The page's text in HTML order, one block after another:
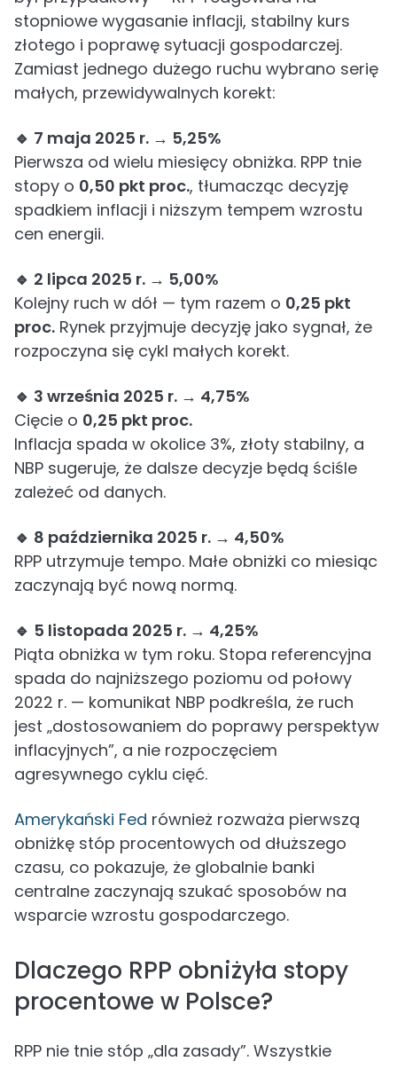
stopniowe wygasanie inflacji, stabilny kurs
złotego i poprawę sytuacji gospodarczej.
Zamiast jednego dużego ruchu wybrano serię
małych, przewidywalnych korekt:
🔹 7 maja 2025 r. → 5,25%
Pierwsza od wielu miesięcy obniżka. RPP tnie
stopy o 0,50 pkt proc., tłumacząc decyzję
spadkiem inflacji i niższym tempem wzrostu
cen energii.
🔹 2 lipca 2025 r. → 5,00%
Kolejny ruch w dół — tym razem o 0,25 pkt
proc. Rynek przyjmuje decyzję jako sygnał, że
rozpoczyna się cykl małych korekt.
🔹 3 września 2025 r. → 4,75%
Cięcie o 0,25 pkt proc.
Inflacja spada w okolice 3%, złoty stabilny, a
NBP sugeruje, że dalsze decyzje będą ściśle
zależeć od danych.
🔹 8 października 2025 r. → 4,50%
RPP utrzymuje tempo. Małe obniżki co miesiąc
zaczynają być nową normą.
🔹 5 listopada 2025 r. → 4,25%
Piąta obniżka w tym roku. Stopa referencyjna
spada do najniższego poziomu od połowy
2022 r. — komunikat NBP podkreśla, że ruch
jest „dostosowaniem do poprawy perspektyw
inflacyjnych”, a nie rozpoczęciem
agresywnego cyklu cięć.
Amerykański Fed również rozważa pierwszą
obniżkę stóp procentowych od dłuższego
czasu, co pokazuje, że globalnie banki
centralne zaczynają szukać sposobów na
wsparcie wzrostu gospodarczego.
Dlaczego RPP obniżyła stopy
procentowe w Polsce?
RPP nie tnie stóp „dla zasady”. Wszystkie